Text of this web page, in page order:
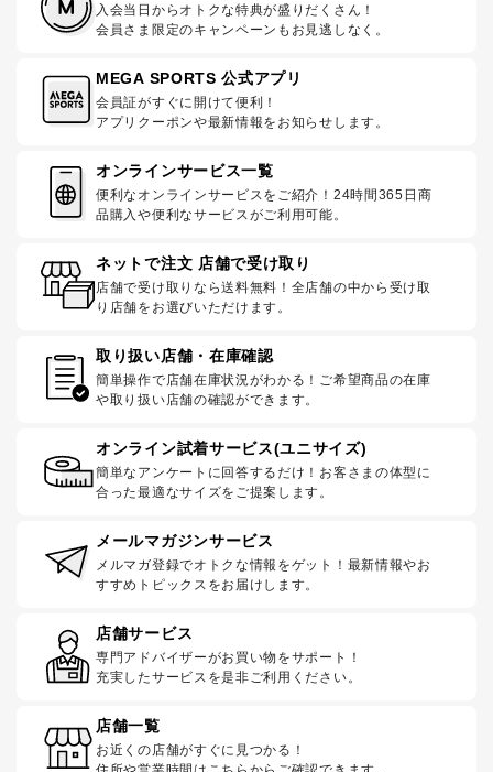
入会当日からオトクな特典が盛りだくさん！
会員さま限定のキャンペーンもお見逃しなく。
MEGA SPORTS 公式アプリ
会員証がすぐに開けて便利！
アプリクーポンや最新情報をお知らせします。
オンラインサービス一覧
便利なオンラインサービスをご紹介！24時間365日商
品購入や便利なサービスがご利用可能。
ネットで注文 店舗で受け取り
店舗で受け取りなら送料無料！全店舗の中から受け取
り店舗をお選びいただけます。
取り扱い店舗・在庫確認
簡単操作で店舗在庫状況がわかる！ご希望商品の在庫
や取り扱い店舗の確認ができます。
オンライン試着サービス(ユニサイズ)
簡単なアンケートに回答するだけ！お客さまの体型に
合った最適なサイズをご提案します。
メールマガジンサービス
メルマガ登録でオトクな情報をゲット！最新情報やお
すすめトピックスをお届けします。
店舗サービス
専門アドバイザーがお買い物をサポート！
充実したサービスを是非ご利用ください。
店舗一覧
お近くの店舗がすぐに見つかる！